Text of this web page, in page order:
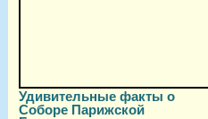
Удивительные факты о
Соборе Парижской